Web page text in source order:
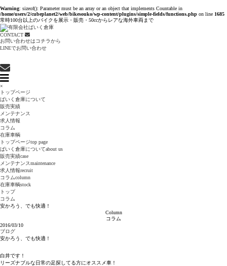
Warning: sizeof(): Parameter must be an array or an object that implements Countable in
/home/users/2/cubeplanet2/web/bikesouko/wp-content/plugins/simple-fields/functions.php on line 1685
常時100台以上のバイクを展示・販売・50ccからレアな海外車両まで
CONTACT
お問い合わせはコチラから
LINEでお問い合わせ
×
トップページ
ばいく倉庫について
販売実績
メンテナンス
求人情報
コラム
在庫車輌
トップページtop page
ばいく倉庫についてabout us
販売実績case
メンテナンスmaintenance
求人情報recruit
コラムcolumn
在庫車輌stock
トップ
コラム
安かろう、でも快適！
Column
コラム
2016/03/10
ブログ
安かろう、でも快適！
白井です！
リーズナブルな日常の足探してる方にオススメ車！